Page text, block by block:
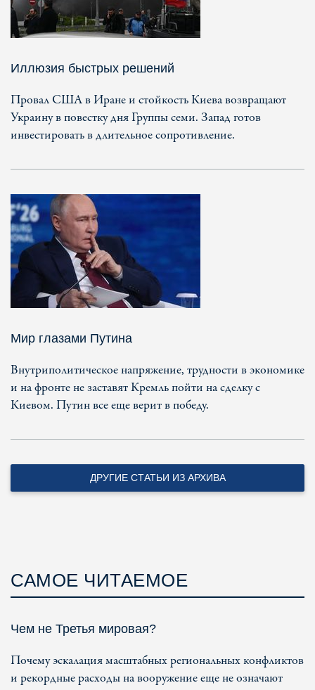
Иллюзия быстрых решений
Провал США в Иране и стойкость Киева возвращают
Украину в повестку дня Группы семи. Запад готов
инвестировать в длительное сопротивление.
Мир глазами Путина
Внутриполитическое напряжение, трудности в экономике
и на фронте не заставят Кремль пойти на сделку с
Киевом. Путин все еще верит в победу.
ДРУГИЕ СТАТЬИ ИЗ АРХИВА
САМОЕ ЧИТАЕМОЕ
Чем не Третья мировая?
Почему эскалация масштабных региональных конфликтов
и рекордные расходы на вооружение еще не означают